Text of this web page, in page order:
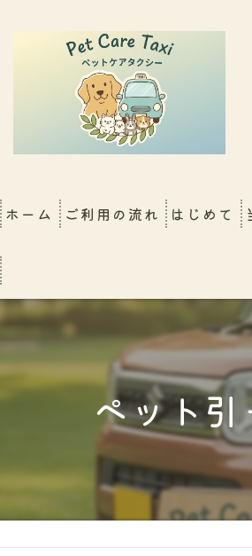
ホーム ご利用の流れ はじめて
ペット